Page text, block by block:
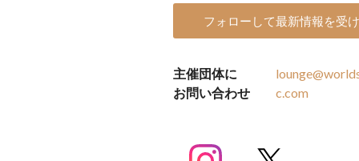
フォローして最新情報を受
主催団体に
お問い合わせ
c.com